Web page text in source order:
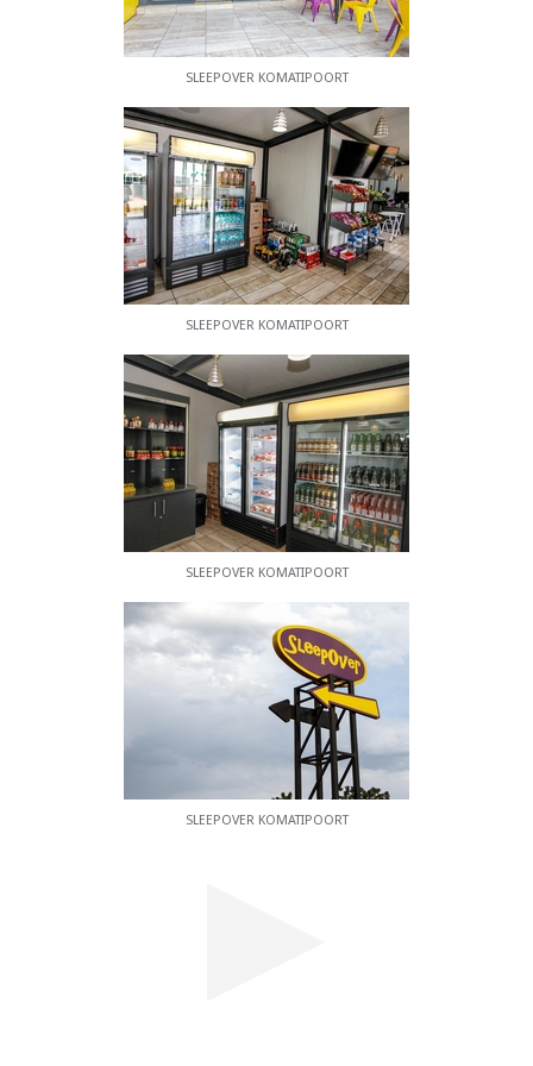
Verfügung.
DIE GEGEND
SleepOver Komatipoort befindet sich in
Komatipoort, einer Stadt am Zusammenfluss der
Flüsse Crocodile und Komati in der Provinz
Mpumalanga, Südafrika. Die Stadt ist 8 km vom
Crocodile Bridge Gate in den Kruger Park und nur
5 km von der Grenze zu Mosambik und 65 km von
der Grenze zu Eswatini entfernt.
SLEEPOVER KOMATIPOORT
SLEEPOVER KOMATIPOORT
SLEEPOVER KOMATIPOORT
SLEEPOVER KOMATIPOORT